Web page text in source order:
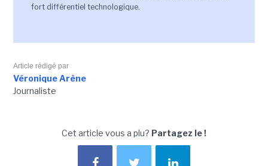
fort différentiel technologique.
Article rédigé par
Véronique Arène
Journaliste
Cet article vous a plu? Partagez le !